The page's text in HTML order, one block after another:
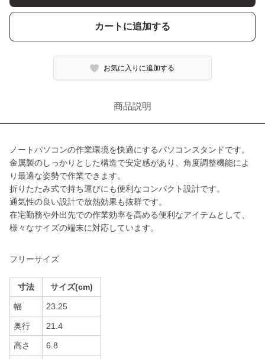
カートに追加する
お気に入りに追加する
商品説明
ノートパソコンの作業環境を快適にするパソコンスタンドです。
金属製のしっかりとした構造で安定感があり、角度調整機能によ
り最適な姿勢で作業できます。
折りたたみ式で持ち運びにも便利なコンパクト設計です。
通気性の良い設計で放熱効果も抜群です。
在宅勤務や外出先での作業効率を高める便利なアイテムとして、
様々なサイズの端末に対応しています。
フリーサイズ
寸法 サイズ(cm)
幅 23.25
奥行 21.4
高さ 6.8